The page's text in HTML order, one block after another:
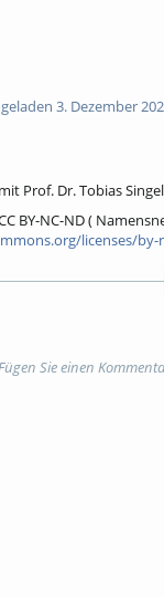
3. Dezember
Prof. Dr. Tobias
BY-NC-ND (
licenses/by-
"Dr. Gina Rosa
Sie einen